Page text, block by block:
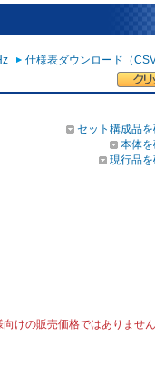
仕様表ダウンロード（
セット構成品
本体
現行品
けの販売価格ではありません